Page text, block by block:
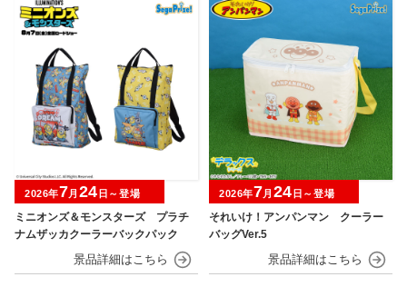
ミニオンズ＆モンスターズ プラチ
ナムザッカクーラーバックパック
2026年7月 24 日～登場
それいけ！アンパンマン クーラー
バッグVer.5
2026年7月 24 日～登場